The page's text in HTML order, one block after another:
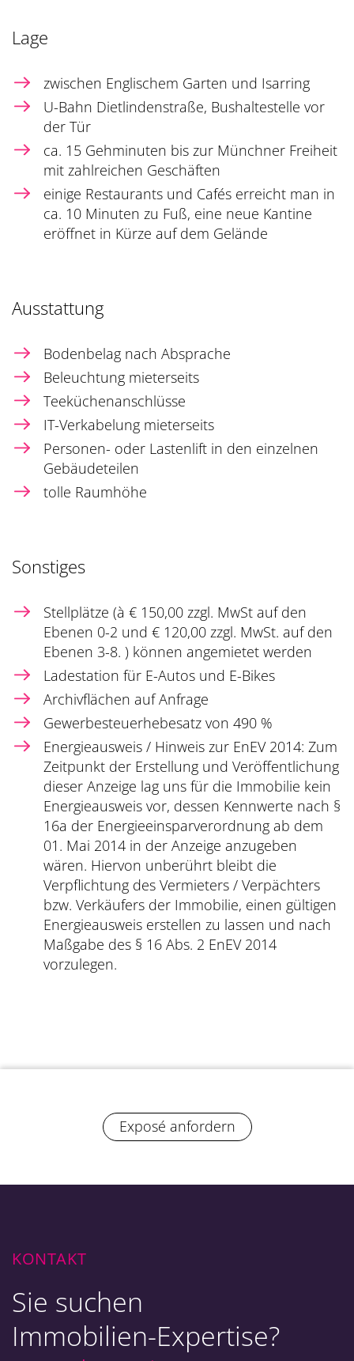
Lage
zwischen Englischem Garten und Isarring
U-Bahn Dietlindenstraße, Bushaltestelle vor
der Tür
ca. 15 Gehminuten bis zur Münchner Freiheit
mit zahlreichen Geschäften
einige Restaurants und Cafés erreicht man in
ca. 10 Minuten zu Fuß, eine neue Kantine
eröffnet in Kürze auf dem Gelände
Ausstattung
Bodenbelag nach Absprache
Beleuchtung mieterseits
Teeküchenanschlüsse
IT-Verkabelung mieterseits
Personen- oder Lastenlift in den einzelnen
Gebäudeteilen
tolle Raumhöhe
Sonstiges
Stellplätze (à € 150,00 zzgl. MwSt auf den
Ebenen 0-2 und € 120,00 zzgl. MwSt. auf den
Ebenen 3-8. ) können angemietet werden
Ladestation für E-Autos und E-Bikes
Archivflächen auf Anfrage
Gewerbesteuerhebesatz von 490 %
Energieausweis / Hinweis zur EnEV 2014: Zum
Zeitpunkt der Erstellung und Veröffentlichung
dieser Anzeige lag uns für die Immobilie kein
Energieausweis vor, dessen Kennwerte nach §
16a der Energieeinsparverordnung ab dem
01. Mai 2014 in der Anzeige anzugeben
wären. Hiervon unberührt bleibt die
Verpflichtung des Vermieters / Verpächters
bzw. Verkäufers der Immobilie, einen gültigen
Energieausweis erstellen zu lassen und nach
Maßgabe des § 16 Abs. 2 EnEV 2014
vorzulegen.
Exposé anfordern
KONTAKT
Sie suchen
Immobilien-Expertise?